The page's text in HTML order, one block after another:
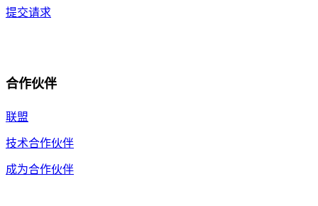
提交请求
合作伙伴
联盟
技术合作伙伴
成为合作伙伴